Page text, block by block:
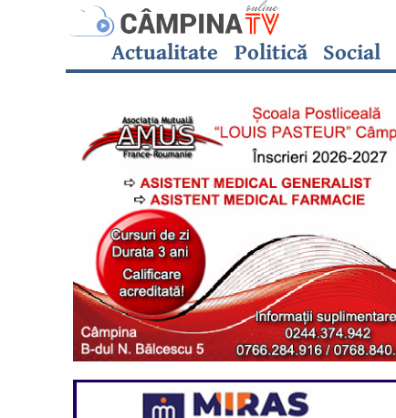
Actualitate Politică Social